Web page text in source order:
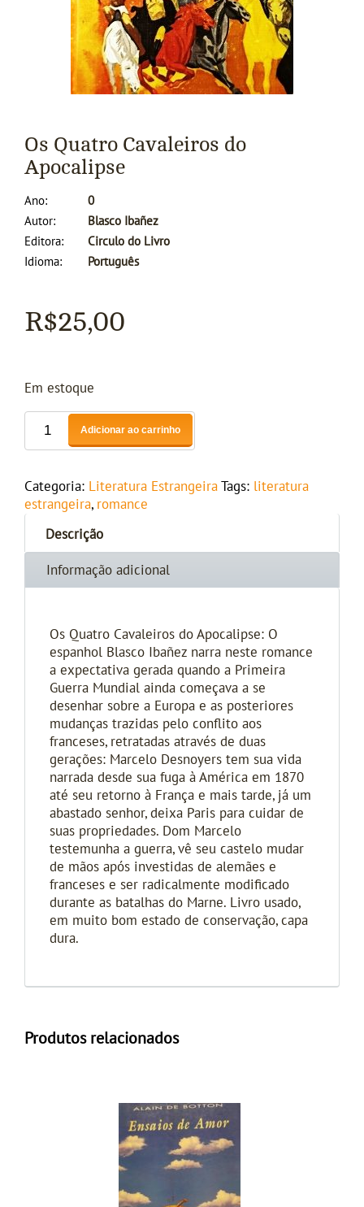
Os Quatro Cavaleiros do
Apocalipse
Ano
0
Autor
Blasco Ibañez
Editora
Circulo do Livro
Idioma
Português
R$25,00
Em estoque
Adicionar ao carrinho
Categoria: Literatura Estrangeira Tags: literatura
estrangeira, romance
Descrição
Informação adicional
Os Quatro Cavaleiros do Apocalipse: O
espanhol Blasco Ibañez narra neste romance
a expectativa gerada quando a Primeira
Guerra Mundial ainda começava a se
desenhar sobre a Europa e as posteriores
mudanças trazidas pelo conflito aos
franceses, retratadas através de duas
gerações: Marcelo Desnoyers tem sua vida
narrada desde sua fuga à América em 1870
até seu retorno à França e mais tarde, já um
abastado senhor, deixa Paris para cuidar de
suas propriedades. Dom Marcelo
testemunha a guerra, vê seu castelo mudar
de mãos após investidas de alemães e
franceses e ser radicalmente modificado
durante as batalhas do Marne. Livro usado,
em muito bom estado de conservação, capa
dura.
Produtos relacionados